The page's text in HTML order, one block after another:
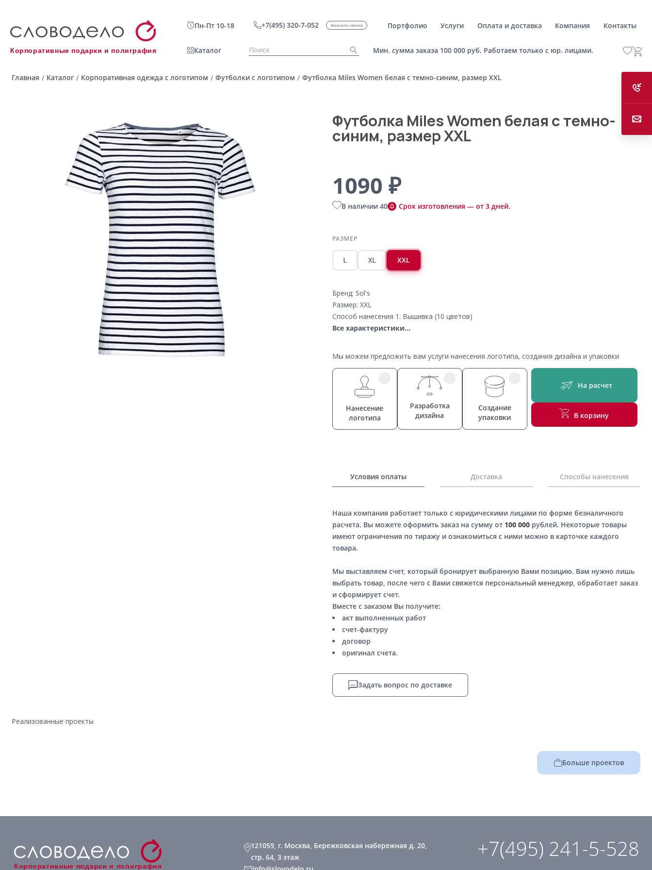
Корпоративные подарки и полиграфия
Пн-Пт 10-18 +7(495) 320-7-052 Заказать звонок Портфолио Услуги Оплата и доставка Компания Контакты
Каталог Мин. сумма заказа 100 000 руб. Работаем только с юр. лицами.
Главная / Каталог / Корпоративная одежда с логотипом / Футболки с логотипом / Футболка Miles Women белая с темно-синим, размер XXL
Футболка Miles Women белая с темно-
синим, размер XXL
1090 ₽
В наличии 40 Срок изготовления — от 3 дней.
РАЗМЕР
L XL XXL
Бренд: Sol's
Размер: XXL
Способ нанесения 1: Вышивка (10 цветов)
Все характеристики...
Мы можем предложить вам услуги нанесения логотипа, создания дизайна и упаковки
Нанесение
логотипа
Разработка
дизайна
Создание
упаковки
На расчет
В корзину
Условия оплаты Доставка Способы нанесения
Наша компания работает только с юридическими лицами по форме безналичного
расчета. Вы можете оформить заказ на сумму от 100 000рублей. Некоторые товары
имеют ограничения по тиражу и ознакомиться с ними можно в карточке каждого
товара.
Мы выставляем счет, который бронирует выбранную Вами позицию. Вам нужно лишь
выбрать товар, после чего с Вами свяжется персональный менеджер, обработает заказ
и сформирует счет.
Вместе с заказом Вы получите:
акт выполненных работ
счет-фактуру
договор
оригинал счета.
Задать вопрос по доставке
Реализованные проекты
Больше проектов
Корпоративные подарки и полиграфия
121059, г. Москва, Бережковская набережная д. 20,
стр. 64, 3 этаж
+7(495) 241-5-528